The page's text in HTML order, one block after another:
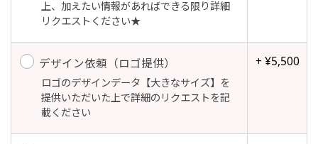
上、加えたい情報があればできる限り詳細
リクエストください★
デザイン依頼（ロゴ提供）
ロゴのデザインデータ【大きなサイズ】を
提供いただいた上で詳細のリクエストを記
載ください
+ ¥5,500
布A1ポスター(60x84)
のぼりだけでなく、ポスターも作れます。
のぼり旗と同じデザインで飾れば宣伝効果UP!
布A1ポスター(84x60)
のぼりだけでなく、ポスターも作れます。
のぼり旗と同じデザインで飾れば宣伝効果UP!